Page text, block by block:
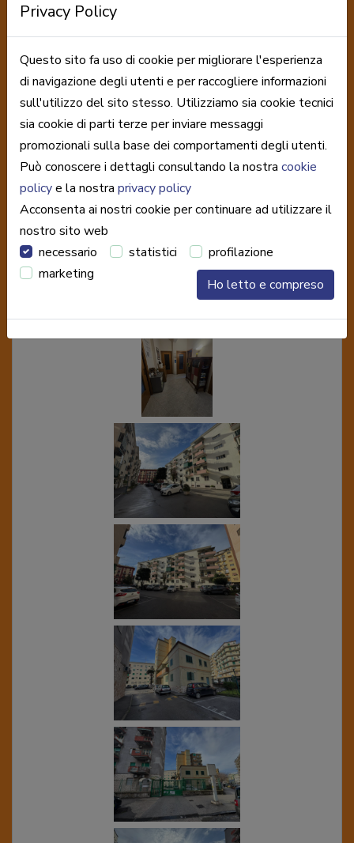
Privacy Policy
Questo sito fa uso di cookie per migliorare l'esperienza
di navigazione degli utenti e per raccogliere informazioni
sull'utilizzo del sito stesso. Utilizziamo sia cookie tecnici
sia cookie di parti terze per inviare messaggi
promozionali sulla base dei comportamenti degli utenti.
Può conoscere i dettagli consultando la nostra cookie
policye la nostra privacy policy
Acconsenta ai nostri cookie per continuare ad utilizzare il
nostro sito web
necessario
statistici
profilazione
marketing
Ho letto e compreso